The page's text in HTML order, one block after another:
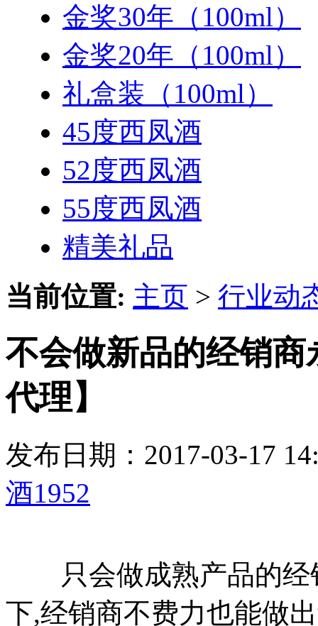
金奖30年（100ml）
金奖20年（100ml）
礼盒装（100ml）
45度西凤酒
52度西凤酒
55度西凤酒
精美礼品
当前位置: 主页 > 行业动
不会做新品的经销商
代理】
发布日期：2017-03-17
酒1952
只会做成熟产品的经
下,经销商不费力也能做